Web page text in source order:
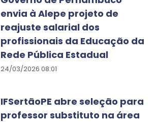
envia à Alepe projeto de
reajuste salarial dos
profissionais da Educação da
Rede Pública Estadual
24/03/2026 08:01
IFSertãoPE abre seleção para
professor substituto na área